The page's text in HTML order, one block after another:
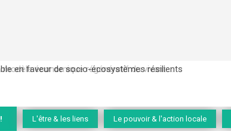
économique régénératif du vivant …
L'être & les liens Le pouvoir & l'action locale